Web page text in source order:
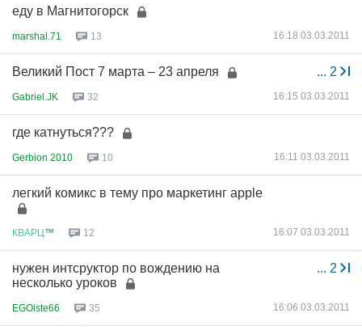
еду в Магнитогорск
marshal.71 13 16:18 03.03.2011
... 2
Великий Пост 7 марта – 23 апреля
Gabriel.JK 32 16:15 03.03.2011
где катнуться???
Gerbion 2010 10 16:11 03.03.2011
легкий комикс в тему про маркетинг apple
КВАРЦ™ 12 16:07 03.03.2011
... 2
нужен интсруктор по вождению на
несколько уроков
EGOiste66 35 16:06 03.03.2011